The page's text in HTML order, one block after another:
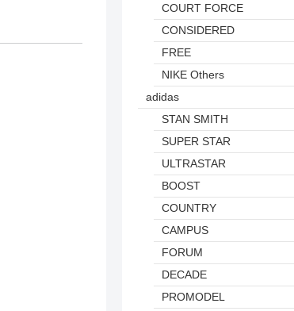
COURT FORCE
CONSIDERED
FREE
NIKE Others
adidas
STAN SMITH
SUPER STAR
ULTRASTAR
BOOST
COUNTRY
CAMPUS
FORUM
DECADE
PROMODEL